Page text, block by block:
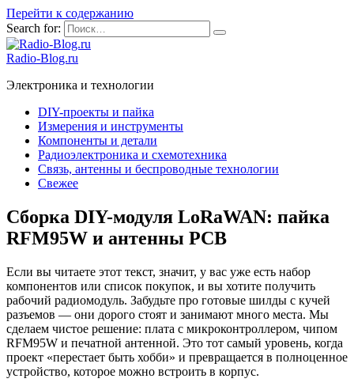
Перейти к содержанию
Search for:
Radio-Blog.ru
Электроника и технологии
DIY-проекты и пайка
Измерения и инструменты
Компоненты и детали
Радиоэлектроника и схемотехника
Связь, антенны и беспроводные технологии
Свежее
Сборка DIY-модуля LoRaWAN: пайка
RFM95W и антенны PCB
Если вы читаете этот текст, значит, у вас уже есть набор
компонентов или список покупок, и вы хотите получить
рабочий радиомодуль. Забудьте про готовые шилды с кучей
разъемов — они дорого стоят и занимают много места. Мы
сделаем чистое решение: плата с микроконтроллером, чипом
RFM95W и печатной антенной. Это тот самый уровень, когда
проект «перестает быть хобби» и превращается в полноценное
устройство, которое можно встроить в корпус.